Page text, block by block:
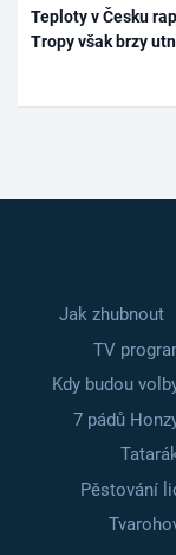
Teploty v Česku
Tropy však brzy
Jak zhubnout
TV
Kdy budou
7 pádů
Pěstování